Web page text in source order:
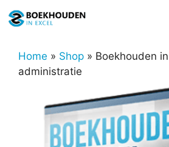
naar
inhoudHome » Shop » Boekhouden
administratie